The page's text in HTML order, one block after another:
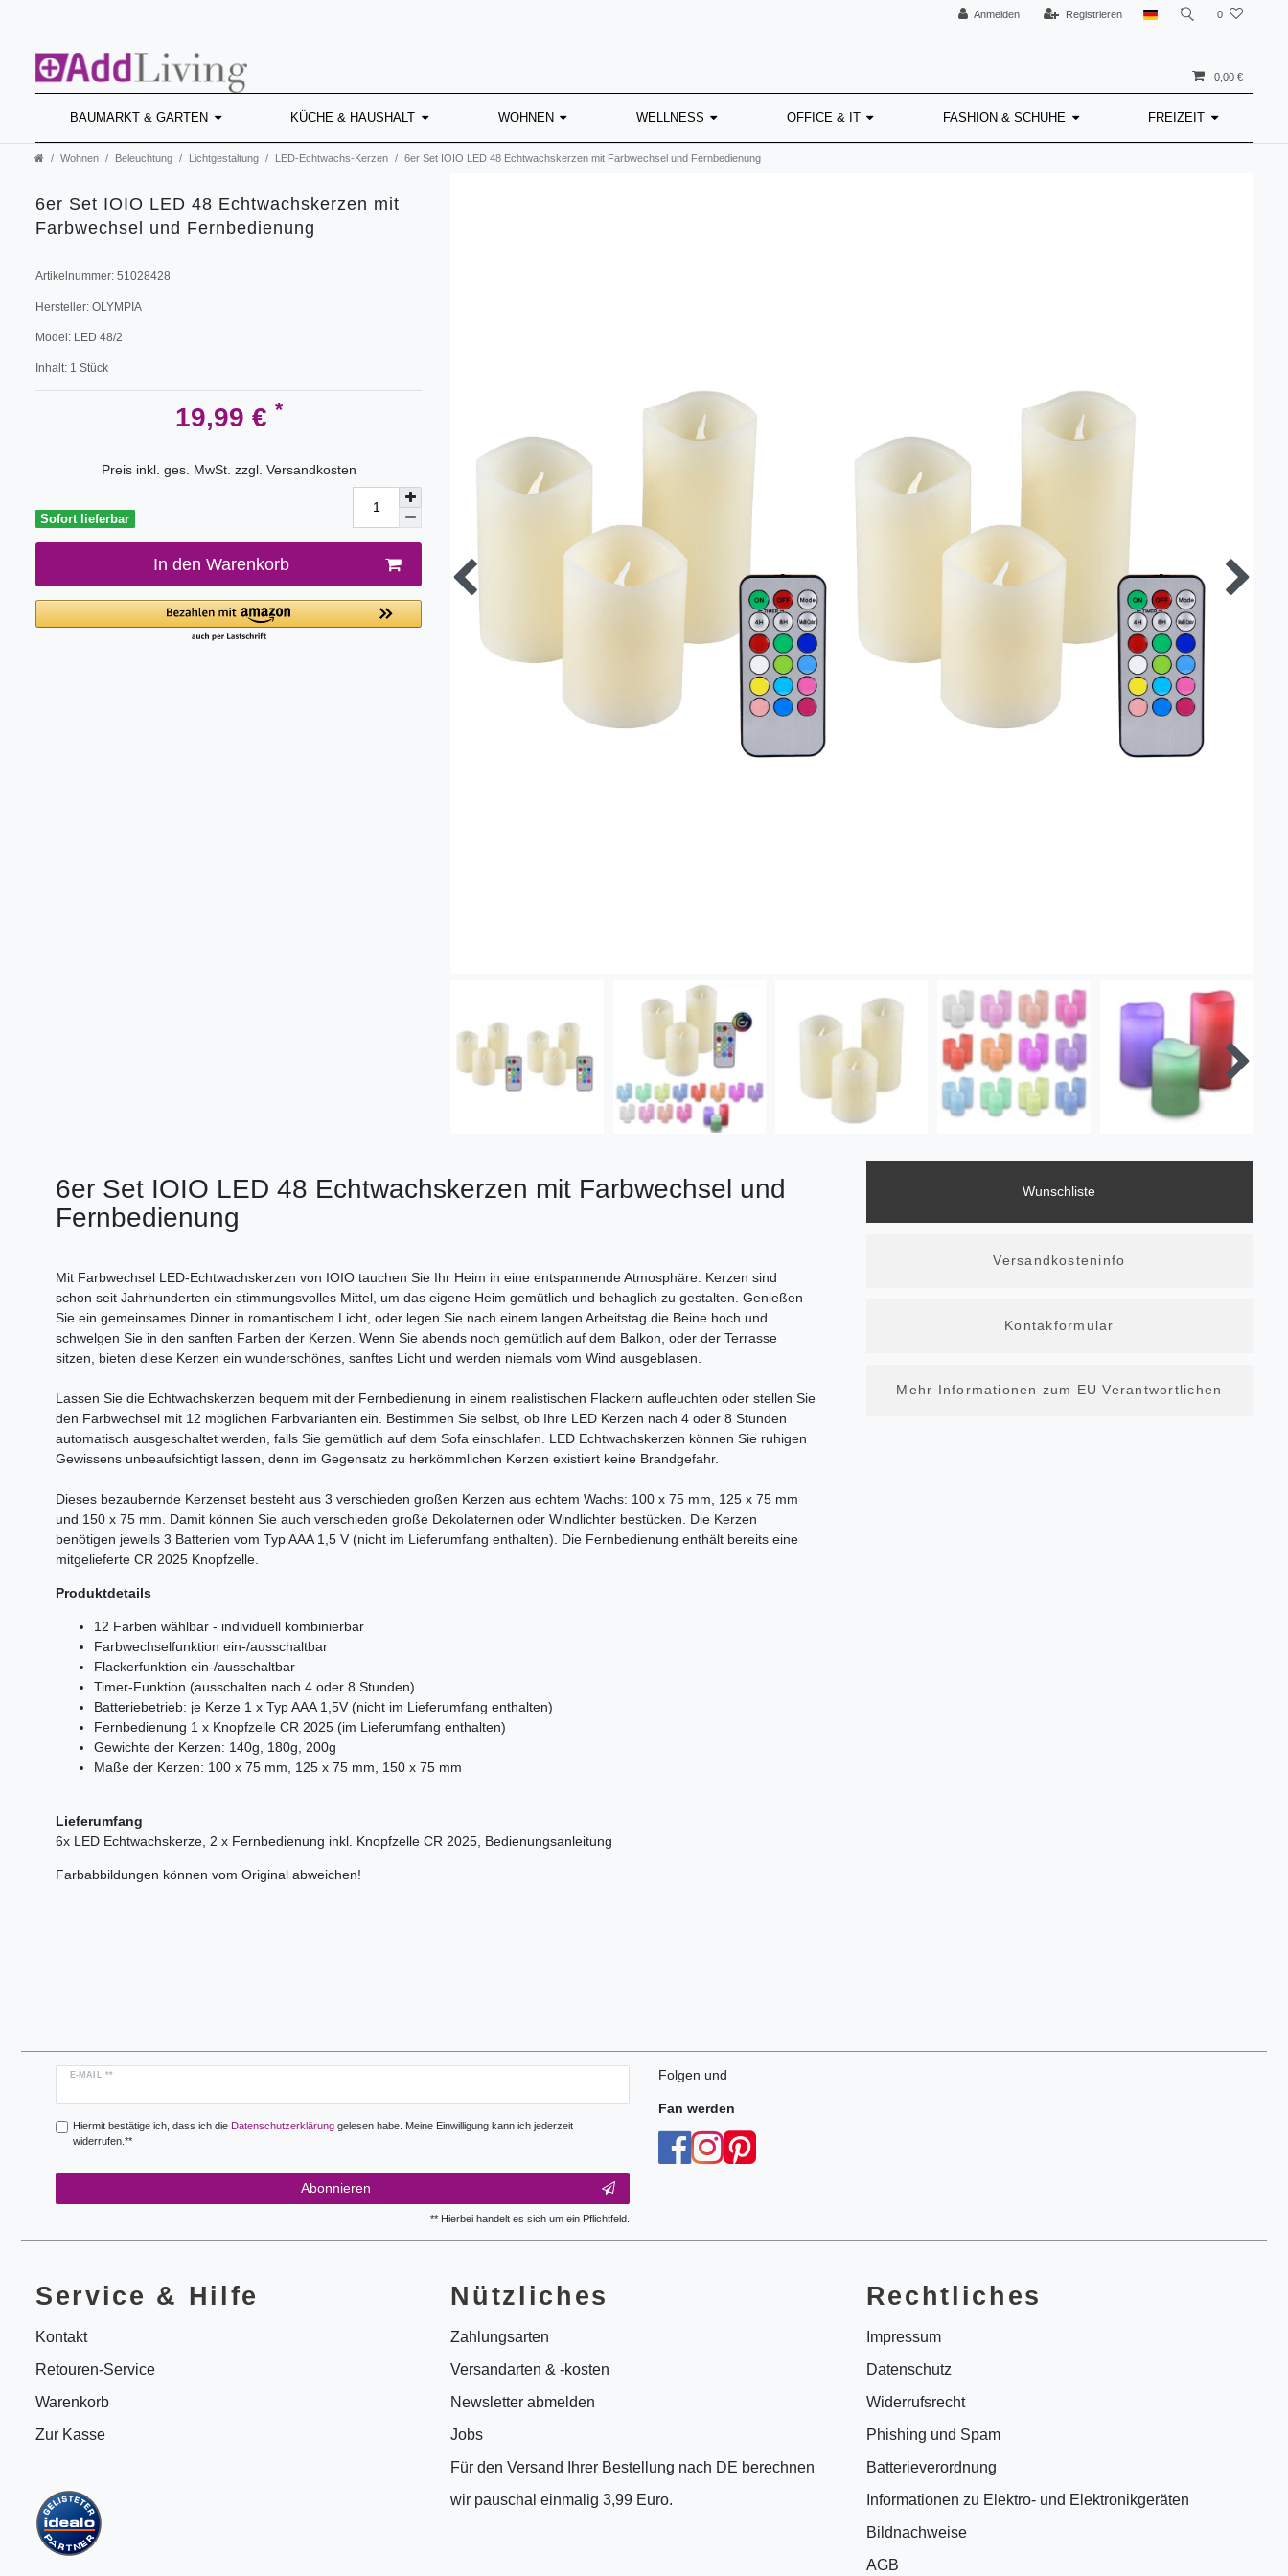
Anmelden Registrieren 0
0,00 €
BAUMARKT & GARTEN KÜCHE & HAUSHALT WOHNEN WELLNESS OFFICE & IT FASHION & SCHUHE FREIZEIT
Wohnen Beleuchtung Lichtgestaltung LED-Echtwachs-Kerzen 6er Set IOIO LED 48 Echtwachskerzen mit Farbwechsel und Fernbedienung
6er Set IOIO LED 48 Echtwachskerzen mit
Farbwechsel und Fernbedienung
Artikelnummer: 51028428
Hersteller: OLYMPIA
Model: LED 48/2
Inhalt: 1 Stück
19,99 € *
Preis inkl. ges. MwSt. zzgl. Versandkosten
Sofort lieferbar
In den Warenkorb
6er Set IOIO LED 48 Echtwachskerzen mit Farbwechsel und
Fernbedienung
Mit Farbwechsel LED-Echtwachskerzen von IOIO tauchen Sie Ihr Heim in eine entspannende Atmosphäre. Kerzen sind
schon seit Jahrhunderten ein stimmungsvolles Mittel, um das eigene Heim gemütlich und behaglich zu gestalten. Genießen
Sie ein gemeinsames Dinner in romantischem Licht, oder legen Sie nach einem langen Arbeitstag die Beine hoch und
schwelgen Sie in den sanften Farben der Kerzen. Wenn Sie abends noch gemütlich auf dem Balkon, oder der Terrasse
sitzen, bieten diese Kerzen ein wunderschönes, sanftes Licht und werden niemals vom Wind ausgeblasen.
Lassen Sie die Echtwachskerzen bequem mit der Fernbedienung in einem realistischen Flackern aufleuchten oder stellen Sie
den Farbwechsel mit 12 möglichen Farbvarianten ein. Bestimmen Sie selbst, ob Ihre LED Kerzen nach 4 oder 8 Stunden
automatisch ausgeschaltet werden, falls Sie gemütlich auf dem Sofa einschlafen. LED Echtwachskerzen können Sie ruhigen
Gewissens unbeaufsichtigt lassen, denn im Gegensatz zu herkömmlichen Kerzen existiert keine Brandgefahr.
Dieses bezaubernde Kerzenset besteht aus 3 verschieden großen Kerzen aus echtem Wachs: 100 x 75 mm, 125 x 75 mm
und 150 x 75 mm. Damit können Sie auch verschieden große Dekolaternen oder Windlichter bestücken. Die Kerzen
benötigen jeweils 3 Batterien vom Typ AAA 1,5 V (nicht im Lieferumfang enthalten). Die Fernbedienung enthält bereits eine
mitgelieferte CR 2025 Knopfzelle.
Produktdetails
12 Farben wählbar - individuell kombinierbar
Farbwechselfunktion ein-/ausschaltbar
Flackerfunktion ein-/ausschaltbar
Timer-Funktion (ausschalten nach 4 oder 8 Stunden)
Batteriebetrieb: je Kerze 1 x Typ AAA 1,5V (nicht im Lieferumfang enthalten)
Fernbedienung 1 x Knopfzelle CR 2025 (im Lieferumfang enthalten)
Gewichte der Kerzen: 140g, 180g, 200g
Maße der Kerzen: 100 x 75 mm, 125 x 75 mm, 150 x 75 mm
Lieferumfang
6x LED Echtwachskerze, 2 x Fernbedienung inkl. Knopfzelle CR 2025, Bedienungsanleitung
Farbabbildungen können vom Original abweichen!
Wunschliste
Versandkosteninfo
Kontakformular
Mehr Informationen zum EU Verantwortlichen
E-MAIL **
Newsletter
Hiermit bestätige ich, dass ich die Daten­schutz­erklärunggelesen habe. Meine Einwilligung kann ich jederzeit
widerrufen.**
Abonnieren
** Hierbei handelt es sich um ein Pflichtfeld.
Folgen und
Fan werden
Service & Hilfe
Kontakt
Retouren-Service
Warenkorb
Zur Kasse
Nützliches
Zahlungsarten
Versandarten & -kosten
Newsletter abmelden
Jobs
Für den Versand Ihrer Bestellung nach DE berechnen
wir pauschal einmalig 3,99 Euro.
Rechtliches
Impressum
Datenschutz
Widerrufsrecht
Phishing und Spam
Batterieverordnung
Informationen zu Elektro- und Elektronikgeräten
Bildnachweise
AGB